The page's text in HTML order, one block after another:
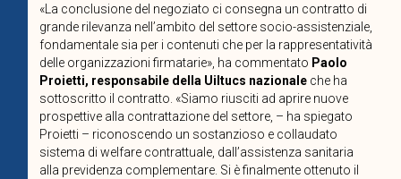
«La conclusione del negoziato ci consegna un contratto di
grande rilevanza nell’ambito del settore socio-assistenziale,
fondamentale sia per i contenuti che per la rappresentatività
delle organizzazioni firmatarie», ha commentato Paolo
Proietti, responsabile della Uiltucs nazionale che ha
sottoscritto il contratto. «Siamo riusciti ad aprire nuove
prospettive alla contrattazione del settore, – ha spiegato
Proietti – riconoscendo un sostanzioso e collaudato
sistema di welfare contrattuale, dall’assistenza sanitaria
alla previdenza complementare. Si è finalmente ottenuto il